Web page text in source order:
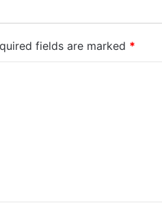
fields are marked *